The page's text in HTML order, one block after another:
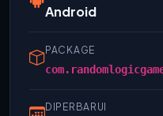
Android
PACKAGE
DIPERBARUI